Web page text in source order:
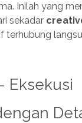
Inilah yang
sekadar
terhubung
Eksekusi